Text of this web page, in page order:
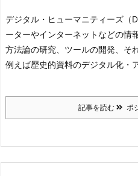
デジタル・ヒューマニティーズ（
ーターやインターネットなどの情
方法論の研究、ツールの開発、そ
例えば歴史的資料のデジタル化・
記事を読む ポ